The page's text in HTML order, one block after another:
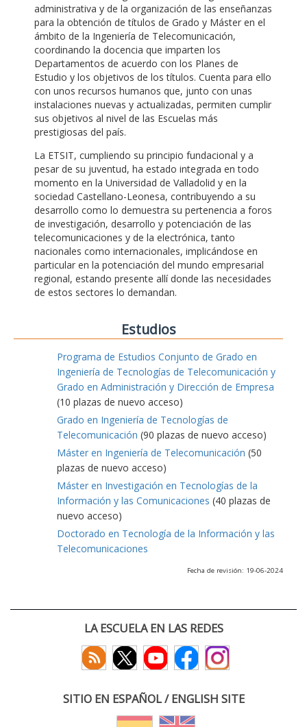
administrativa y de la organización de las enseñanzas
para la obtención de títulos de Grado y Máster en el
ámbito de la Ingeniería de Telecomunicación,
coordinando la docencia que imparten los
Departamentos de acuerdo con los Planes de
Estudio y los objetivos de los títulos. Cuenta para ello
con unos recursos humanos que, junto con unas
instalaciones nuevas y actualizadas, permiten cumplir
sus objetivos al nivel de las Escuelas más
prestigiosas del país.
La ETSIT, cumpliendo su principio fundacional y a
pesar de su juventud, ha estado integrada en todo
momento en la Universidad de Valladolid y en la
sociedad Castellano-Leonesa, contribuyendo a su
desarrollo como lo demuestra su pertenencia a foros
de investigación, desarrollo y potenciación de las
telecomunicaciones y de la electrónica, tanto
nacionales como internacionales, implicándose en
particular en la potenciación del mundo empresarial
regional, estando presente allí donde las necesidades
de estos sectores lo demandan.
Estudios
Programa de Estudios Conjunto de Grado en
Ingeniería de Tecnologías de Telecomunicación y
Grado en Administración y Dirección de Empresa
(10 plazas de nuevo acceso)
Grado en Ingeniería de Tecnologías de
Telecomunicación (90 plazas de nuevo acceso)
Máster en Ingeniería de Telecomunicación (50
plazas de nuevo acceso)
Máster en Investigación en Tecnologías de la
Información y las Comunicaciones (40 plazas de
nuevo acceso)
Doctorado en Tecnología de la Información y las
Telecomunicaciones
Fecha de revisión: 19-06-2024
LA ESCUELA EN LAS REDES
SITIO EN ESPAÑOL / ENGLISH SITE